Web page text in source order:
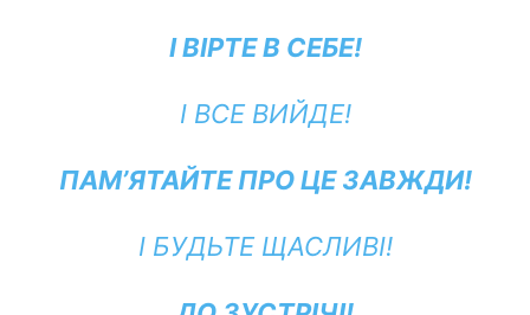
І ВІРТЕ В СЕБЕ!
І ВСЕ ВИЙДЕ!
ПАМ’ЯТАЙТЕ ПРО ЦЕ ЗАВЖДИ!
І БУДЬТЕ ЩАСЛИВІ!